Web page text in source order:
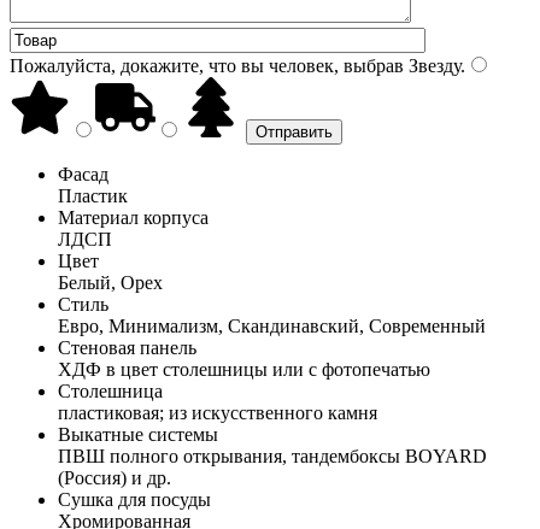
Пожалуйста, докажите, что вы человек, выбрав Звезду.
Фасад
Пластик
Материал корпуса
ЛДСП
Цвет
Белый, Орех
Стиль
Евро, Минимализм, Скандинавский, Современный
Стеновая панель
ХДФ в цвет столешницы или с фотопечатью
Столешница
пластиковая; из искусственного камня
Выкатные системы
ПВШ полного открывания, тандембоксы BOYARD
(Россия) и др.
Сушка для посуды
Хромированная